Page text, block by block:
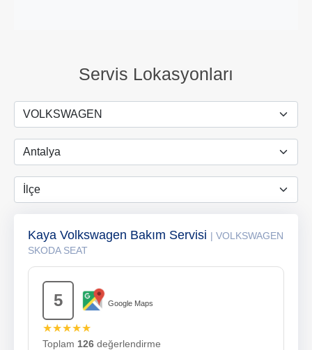
Servis Lokasyonları
Kaya Volkswagen Bakım Servisi | VOLKSWAGEN
SKODA SEAT
5 Google Maps
★★★★★
Toplam 126 değerlendirme